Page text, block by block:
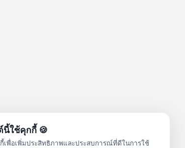
นี้ใช้คุกกี้ 🍪
กี้เพื่อเพิ่มประสิทธิภาพและประสบการณ์ที่ดีในการใช้